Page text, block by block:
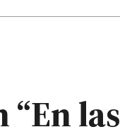
las